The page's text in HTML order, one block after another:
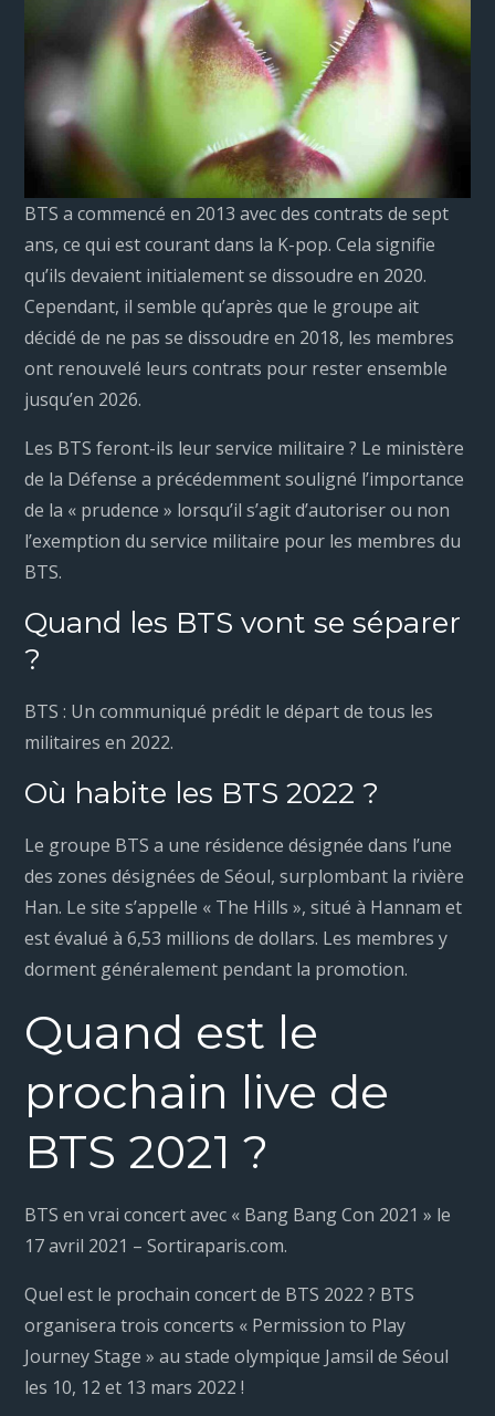
BTS a commencé en 2013 avec des contrats de sept
ans, ce qui est courant dans la K-pop. Cela signifie
qu’ils devaient initialement se dissoudre en 2020.
Cependant, il semble qu’après que le groupe ait
décidé de ne pas se dissoudre en 2018, les membres
ont renouvelé leurs contrats pour rester ensemble
jusqu’en 2026.
Les BTS feront-ils leur service militaire ? Le ministère
de la Défense a précédemment souligné l’importance
de la « prudence » lorsqu’il s’agit d’autoriser ou non
l’exemption du service militaire pour les membres du
BTS.
Quand les BTS vont se séparer
?
BTS : Un communiqué prédit le départ de tous les
militaires en 2022.
Où habite les BTS 2022 ?
Le groupe BTS a une résidence désignée dans l’une
des zones désignées de Séoul, surplombant la rivière
Han. Le site s’appelle « The Hills », situé à Hannam et
est évalué à 6,53 millions de dollars. Les membres y
dorment généralement pendant la promotion.
Quand est le
prochain live de
BTS 2021 ?
BTS en vrai concert avec « Bang Bang Con 2021 » le
17 avril 2021 – Sortiraparis.com.
Quel est le prochain concert de BTS 2022 ? BTS
organisera trois concerts « Permission to Play
Journey Stage » au stade olympique Jamsil de Séoul
les 10, 12 et 13 mars 2022 !